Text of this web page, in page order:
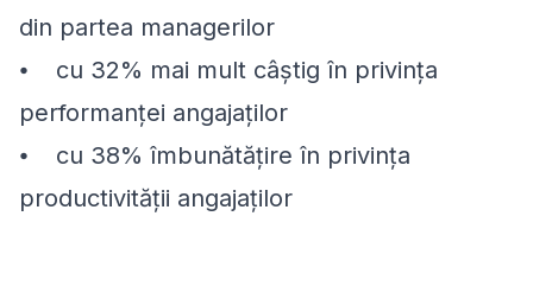
din partea managerilor
⦁ cu 32% mai mult câștig în privința
performanței angajaților
⦁ cu 38% îmbunătățire în privința
productivității angajaților